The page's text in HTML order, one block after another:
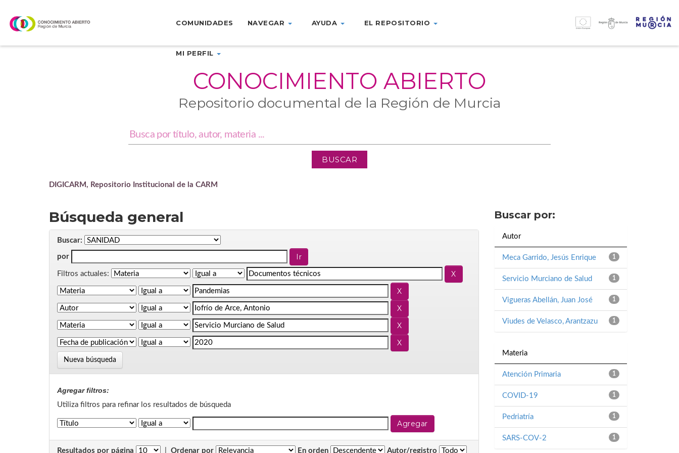
navigation
COMUNIDADES NAVEGAR AYUDA EL REPOSITORIO
MI PERFIL
CONOCIMIENTO ABIERTO
Repositorio documental de la Región de Murcia
DIGICARM, Repositorio Institucional de la CARM
Búsqueda general
Buscar:
por
Filtros actuales:
Nueva búsqueda
Agregar filtros:
Utiliza filtros para refinar los resultados de búsqueda
Resultados por página Ordenar por En orden Autor/registro
Buscar por:
Autor
1
Meca Garrido, Jesús Enrique
1
Servicio Murciano de Salud
1
Vigueras Abellán, Juan José
1
Viudes de Velasco, Arantzazu
Materia
1
Atención Primaria
1
COVID-19
1
Pedriatría
1
SARS-COV-2